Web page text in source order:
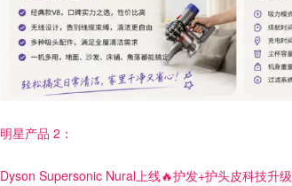
明星产品 2：
Dyson Supersonic Nural上线🔥护发+护头皮科技升级